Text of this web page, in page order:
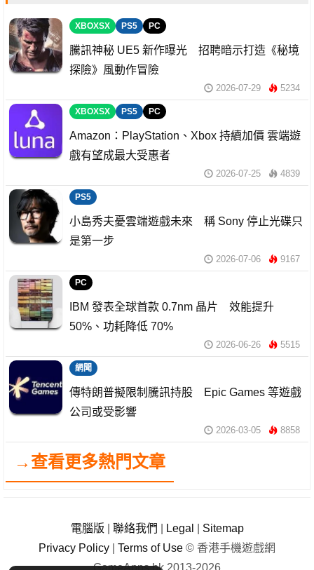
XBOXSX PS5 PC
騰訊神秘 UE5 新作曝光 招聘暗示打造《秘境
探險》風動作冒險
2026-07-29 5234
XBOXSX PS5 PC
Amazon：PlayStation、Xbox 持續加價 雲端遊
戲有望成最大受惠者
2026-07-25 4839
PS5
小島秀夫憂雲端遊戲未來 稱 Sony 停止光碟只
是第一步
2026-07-06 9167
PC
IBM 發表全球首款 0.7nm 晶片 效能提升
50%、功耗降低 70%
2026-06-26 5515
網聞
傳特朗普擬限制騰訊持股 Epic Games 等遊戲
公司或受影響
2026-03-05 8858
→查看更多熱門文章
電腦版 聯絡我們 Legal
Sitemap
Privacy Policy
Terms of Use © 香港手機遊戲網
GameApps.hk 2013-2026